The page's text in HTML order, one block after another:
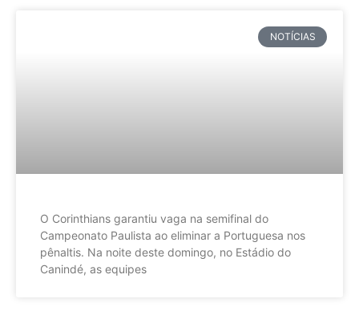
NOTÍCIAS
O Corinthians garantiu vaga na semifinal do
Campeonato Paulista ao eliminar a Portuguesa nos
pênaltis. Na noite deste domingo, no Estádio do
Canindé, as equipes